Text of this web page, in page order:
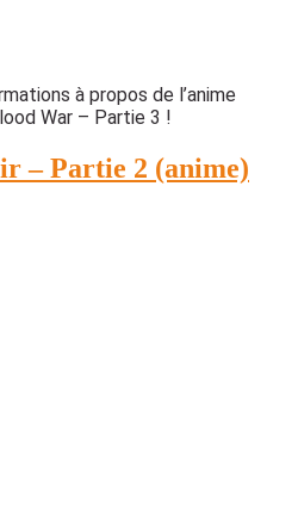
à propos de l’anime
War – Partie 3 !
– Partie 2 (anime)